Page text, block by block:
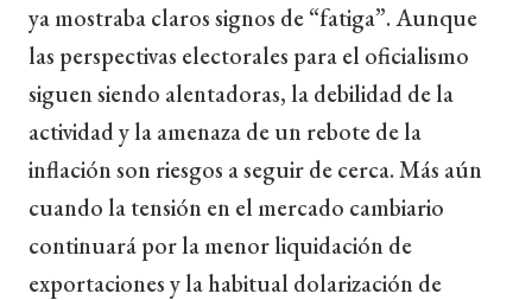
ya mostraba claros signos de “fatiga”. Aunque
las perspectivas electorales para el oficialismo
siguen siendo alentadoras, la debilidad de la
actividad y la amenaza de un rebote de la
inflación son riesgos a seguir de cerca. Más aún
cuando la tensión en el mercado cambiario
continuará por la menor liquidación de
exportaciones y la habitual dolarización de